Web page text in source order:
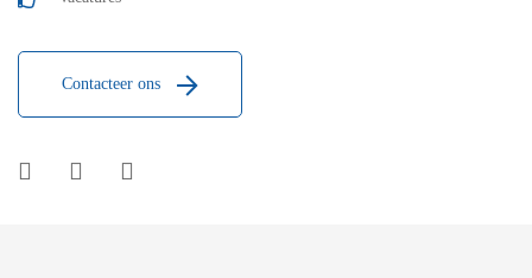
Contacteer ons